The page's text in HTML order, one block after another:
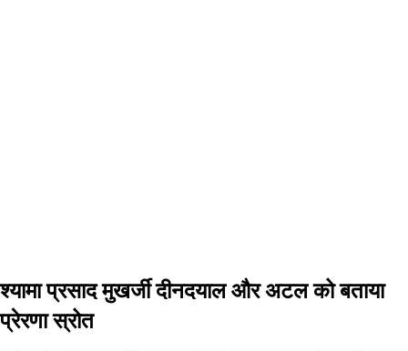
श्यामा प्रसाद मुखर्जी दीनदयाल और अटल को बताया
प्रेरणा स्रोत